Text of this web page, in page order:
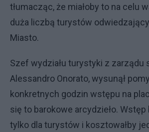
tłumacząc, że miałoby to na celu
duża liczbą turystów
Miasto.
Szef wydziału turystyki z zarządu
Alessandro Onorato, wysunął
konkretnych godzin wstępu na
się to barokowe arcydzieło. Wstęp
tylko dla turystów i kosztowałby